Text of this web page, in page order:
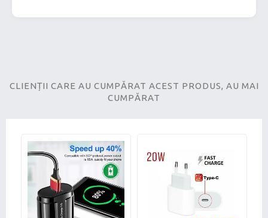
CLIENȚII CARE AU CUMPĂRAT ACEST PRODUS, AU MAI
CUMPĂRAT